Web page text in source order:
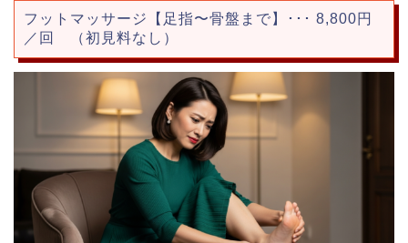
フットマッサージ【足指〜骨盤まで】･･･ 8,800円
／回 （初見料なし）